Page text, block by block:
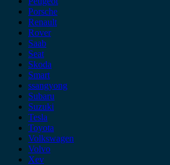
Porsche
Renault
Rover
Saab
Seat
Skoda
Smart
ssangyong
Subaru
Suzuki
Tesla
Toyota
Volkswagen
Volvo
Xev